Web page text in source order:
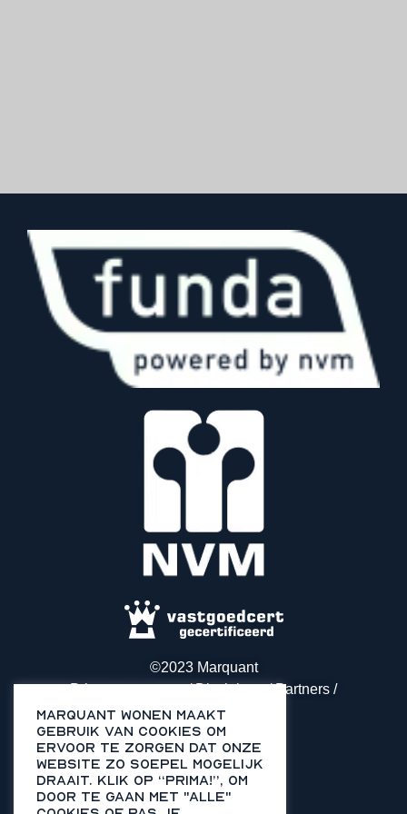
©2023 Marquant
Privacy statement / Disclaimer / Partners /
Samenwerkingen
Marquant Wonen maakt
gebruik van cookies om
ervoor te zorgen dat onze
website zo soepel mogelijk
draait​. Klik op “Prima!”, om
door te gaan met "alle"